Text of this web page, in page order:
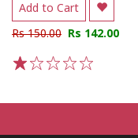
Add to Cart
Rs 150.00 Rs 142.00